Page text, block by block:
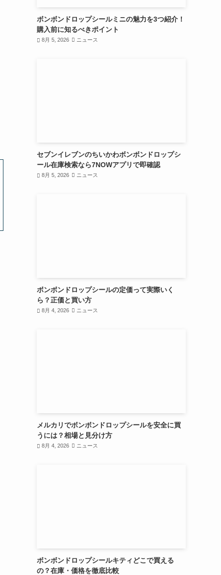
ボンボンドロップシールミニの魅力を3つ紹介！
購入前に知るべきポイント
8月 5, 2026 ニュース
セブンイレブンのちいかわボンボンドロップシ
ール在庫検索なら7NOWアプリで即確認
8月 5, 2026 ニュース
ボンボンドロップシールの定価って実際いく
ら？正価と買い方
8月 4, 2026 ニュース
メルカリでボンボンドロップシールを安全に買
うには？相場と見分け方
8月 4, 2026 ニュース
ボンボンドロップシールキティどこで買える
の？在庫・価格を徹底比較